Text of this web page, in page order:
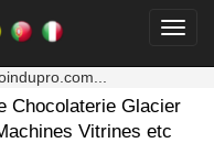
Chocolaterie Glacier
Vitrines etc